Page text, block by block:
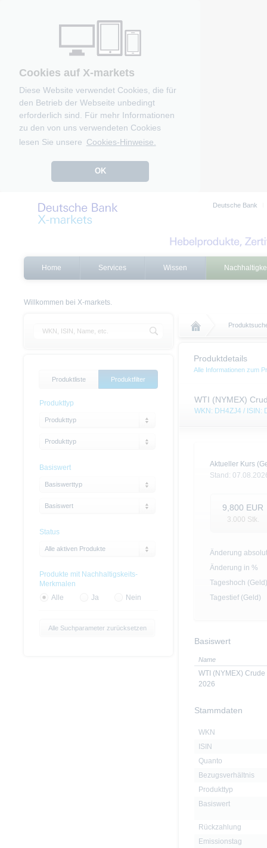
Cookies auf X-markets
Diese Website verwendet Cookies, die für
den Betrieb der Webseite unbedingt
erforderlich sind. Für mehr Informationen
zu den von uns verwendeten Cookies
lesen Sie unsere Cookies-Hinweise.
OK
Deutsche Bank
Home Services Wissen
Willkommen bei X-markets.
Produktdetails
Alle Informationen zum
WTI (NYMEX)
WKN: DH4ZJ4 / ISIN:
Aktueller Kurs
Stand:
9,800 EUR
3.000 Stk.
Änderung absolut
Änderung in %
Tageshoch (Geld)
Tagestief (Geld)
Basiswert
Name
WTI (NYMEX)
2026
Stammdaten
WKN
ISIN
Quanto
Bezugsverhältnis
Produkttyp
Basiswert
Rückzahlung
Emissionstag
Produktliste Produktfilter
Produkttyp
Produkttyp
Produkttyp
Basiswert
Basiswerttyp
Basiswert
Status
Alle aktiven Produkte
Produkte mit Nachhaltigskeits-
Merkmalen
Alle
Ja Nein
Alle Suchparameter zurücksetzen